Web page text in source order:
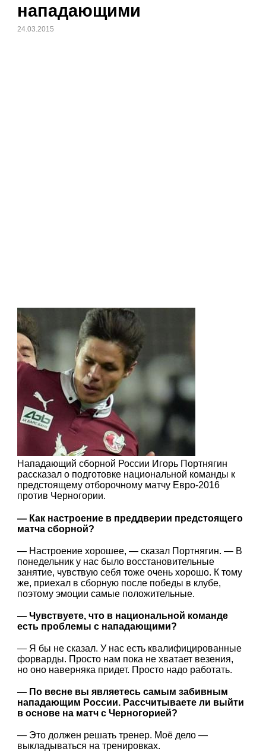
нападающими
24.03.2015
Нападающий сборной России Игорь Портнягин
рассказал о подготовке национальной команды к
предстоящему отборочному матчу Евро-2016
против Черногории.
— Как настроение в преддверии предстоящего
матча сборной?
— Настроение хорошее, — сказал Портнягин. — В
понедельник у нас было восстановительные
занятие, чувствую себя тоже очень хорошо. К тому
же, приехал в сборную после победы в клубе,
поэтому эмоции самые положительные.
— Чувствуете, что в национальной команде
есть проблемы с нападающими?
— Я бы не сказал. У нас есть квалифицированные
форварды. Просто нам пока не хватает везения,
но оно наверняка придет. Просто надо работать.
— По весне вы являетесь самым забивным
нападающим России. Рассчитываете ли выйти
в основе на матч с Черногорией?
— Это должен решать тренер. Моё дело —
выкладываться на тренировках.